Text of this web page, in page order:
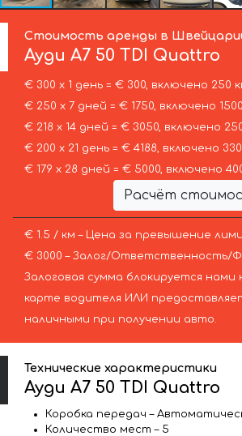
Стоимость аренды в
Ауди A7 50 TDI Quattro
€ 300 х 1 день = € 300, включено 250
€ 250 х 7 дней = € 1750, включено
€ 218 х 14 дней = € 3050, включено
€ 200 х 21 день = € 4188, включено
€ 179 х 28 дней = € 5000, включено
Расчёт
€ 1.5 / км – Цена за превышение
€ 3000 – Залог/Ответственность/
Залоговая сумма блокируется нами
карте водителя ИЛИ
наличными при получении авто.
Технические характеристики
Ауди A7 50 TDI Quattro
Коробка передач –
Количество мест – 5